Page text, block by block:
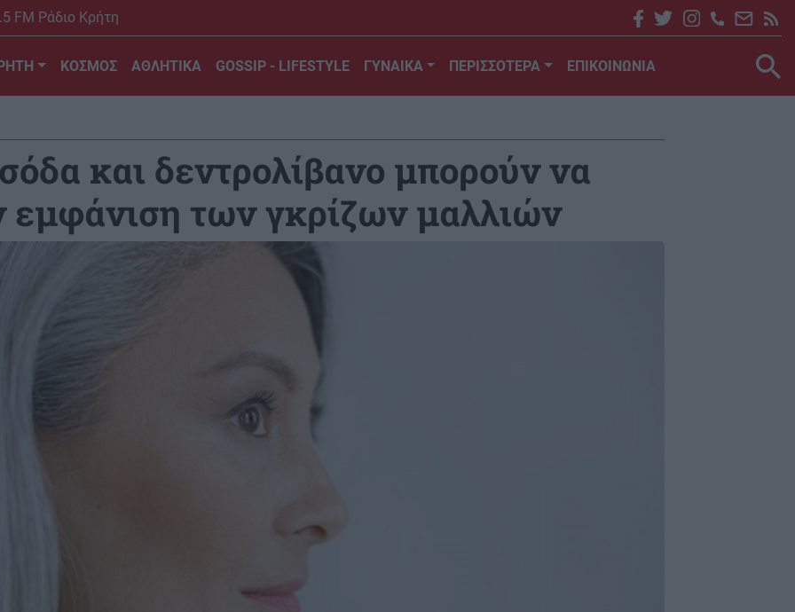
FM Ράδιο Κρήτη
ΚΟΣΜΟΣ ΑΘΛΗΤΙΚΑ GOSSIP - LIFESTYLE ΓΥΝΑΙΚΑ ΠΕΡΙΣΣΟΤΕΡΑ ΕΠΙΚΟΙΝΩΝΙΑ
και δεντρολίβανο μπορούν να
εμφάνιση των γκρίζων μαλλιών